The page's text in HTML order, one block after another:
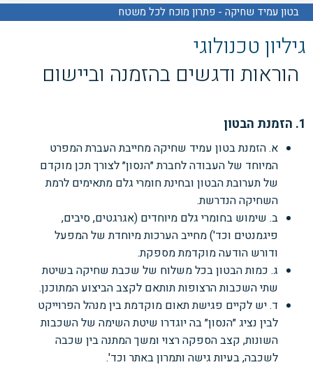
בטון עמיד שחיקה - פתרון מוכח לכל משטח
גיליון טכנולוגי
הוראות ודגשים בהזמנה וביישום
1. הזמנת הבטון
א. הזמנת בטון עמיד שחיקה מחייבת העברת המפרט
המיוחד של העבודה לחברת ״הנסון״ לצורך תכן מוקדם
של תערובת הבטון ובחינת חומרי גלם מתאימים לרמת
השחיקה הנדרשת.
ב. שימוש בחומרי גלם מיוחדים (אגרגטים, סיבים,
פיגמנטים וכד') מחייב הערכות מיוחדת של המפעל
ודורש הודעה מוקדמת מספקת.
ג. כמות הבטון בכל משלוח של שכבת שחיקה בשיטת
שתי השכבות הרצופות תותאם לקצב הביצוע המתוכנן.
ד. יש לקיים פגישת תאום מוקדמת בין מנהל הפרוייקט
לבין נציג ״הנסון״ בה יוגדרו שיטת השימה של השכבות
השונות, קצב הספקה רצוי ומשך המתנה בין שכבה
לשכבה, בעיות גישה ותמרון באתר וכד'.